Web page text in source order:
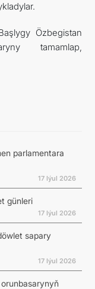
Özbegistan
tamamlap,
parlamentara
17 Iýul 2026
günleri
17 Iýul 2026
sapary
17 Iýul 2026